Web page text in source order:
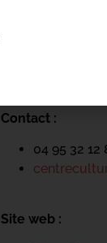
Contact :
04 95 32 12
Site web :